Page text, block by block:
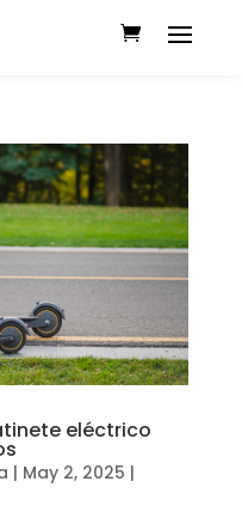
eléctrico
| May 2, 2025 |